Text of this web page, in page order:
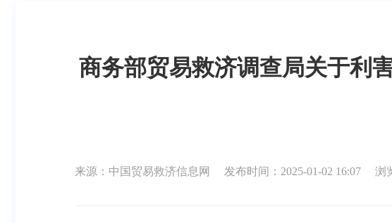
商务部贸易救济调查局关于利
来源：中国贸易救济信息网 发布时间：2025-01-02 16:07 浏